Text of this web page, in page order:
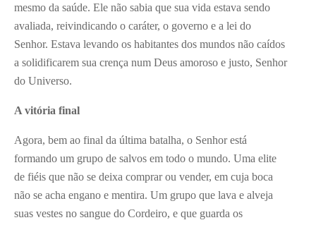
mesmo da saúde. Ele não sabia que sua vida estava sendo
avaliada, reivindicando o caráter, o governo e a lei do
Senhor. Estava levando os habitantes dos mundos não caídos
a solidificarem sua crença num Deus amoroso e justo, Senhor
do Universo.
A vitória final
Agora, bem ao final da última batalha, o Senhor está
formando um grupo de salvos em todo o mundo. Uma elite
de fiéis que não se deixa comprar ou vender, em cuja boca
não se acha engano e mentira. Um grupo que lava e alveja
suas vestes no sangue do Cordeiro, e que guarda os